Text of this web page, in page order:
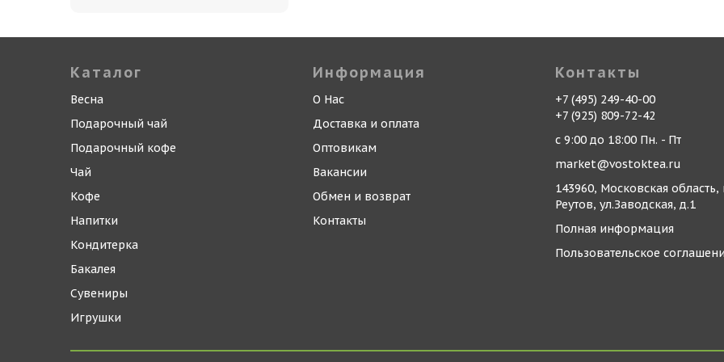
Каталог
Весна
Подарочный чай
Подарочный кофе
Чай
Кофе
Напитки
Кондитерка
Бакалея
Сувениры
Игрушки
Информация
О Нас
Доставка и оплата
Оптовикам
Вакансии
Обмен и возврат
Контакты
Контакты
+7 (495) 249-40-00
+7 (925) 809-72-42
с 9:00 до 18:00 Пн. - Пт
market@vostoktea.ru
143960, Московская область,
Реутов, ул.Заводская, д.1
Полная информация
Пользовательское